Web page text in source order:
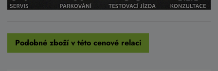
Podobné zboží v této cenové relaci